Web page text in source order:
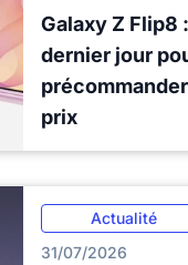
Galaxy Z Flip8
dernier jour
prix
Actualité
31/07/2026